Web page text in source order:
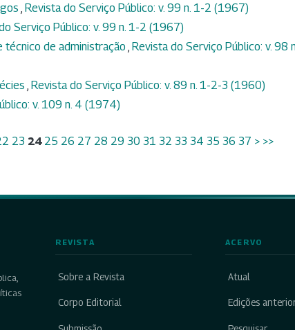
Revista do Serviço Público: v. 99 n. 1-2 (1967)
Serviço Público: v. 99 n. 1-2 (1967)
técnico de administração Revista do Serviço Público: v. 98
Revista do Serviço Público: v. 89 n. 1-2-3 (1960)
v. 109 n. 4 (1974)
23 24 25 26 27 28 29 30 31 32 33 34 35 36 37 > >>
REVISTA
Sobre a Revista
Corpo Editorial
ACERVO
Atual
Edições